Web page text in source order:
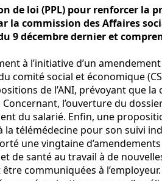
de loi (PPL) pour renforcer la
la commission des Affaires
9 décembre dernier et
à l’initiative d’un
comité social et économique
de l’ANI, prévoyant que
l’ouverture du
du salarié. Enfin, une
télémédecine pour son suivi
une vingtaine
de santé au travail à de
communiquées à